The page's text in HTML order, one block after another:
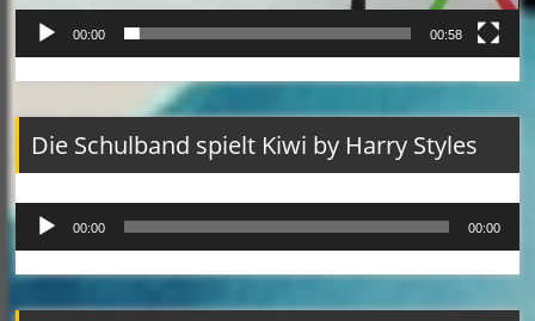
00:00 00:58
Die Schulband spielt Kiwi by Harry Styles
Audio-
Player
00:00 00:00